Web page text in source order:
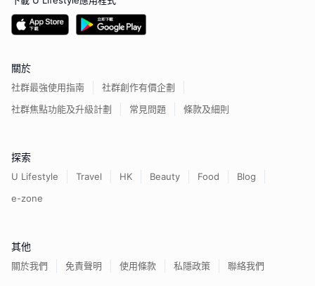
關於
社群最強使用指南
社群創作有價企劃
社群焦點功能及升級計劃
常見問題 條款及細則
探索
U Lifestyle Travel HK Beauty Food
Blog
e-zone
其他
關於我們 免責聲明 使用條款 私隱政策 聯絡我們